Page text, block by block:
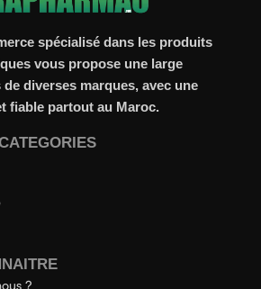
spécialisé dans les produits
vous propose une large
diverses marques, avec une
fiable partout au Maroc.
?